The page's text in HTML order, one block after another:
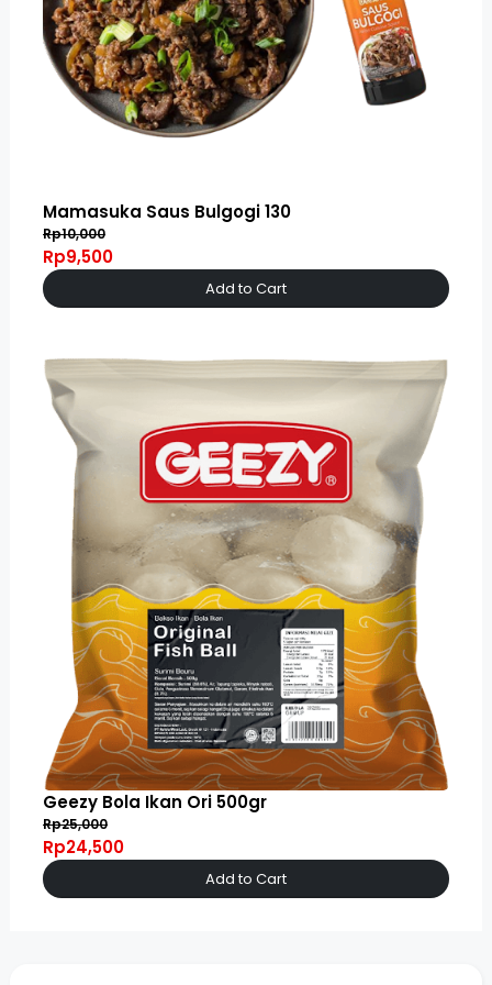
Mamasuka Saus Bulgogi 130
Rp10,000
Rp9,500
Add to Cart
Geezy Bola Ikan Ori 500gr
Rp25,000
Rp24,500
Add to Cart